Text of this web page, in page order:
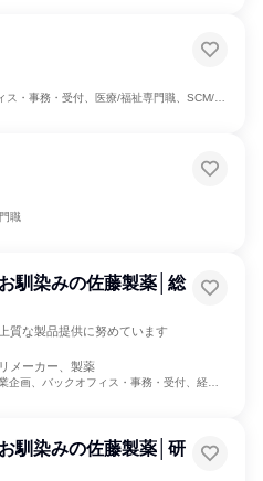
事務・受付、医療/福祉専門職、SCM/生産管理/購買/物流
職
馴染みの佐藤製薬│総
質な製品提供に努めています
メーカー、製薬
、経理/税務/財務、人事、総務、広報/IR、組織運営管理・公務員・事務系職種、営業、マーケティング・広告・宣伝、マーケティング・広報・広告・宣伝系職種
馴染みの佐藤製薬│研